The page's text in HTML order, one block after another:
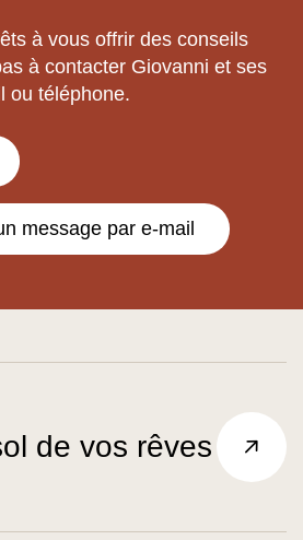
à vous offrir des conseils
à contacter Giovanni et ses
ou téléphone.
message par e-mail
de vos rêves